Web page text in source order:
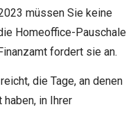
müssen Sie keine
Homeoffice-Pauschale
fordert sie an.
die Tage, an denen
in Ihrer